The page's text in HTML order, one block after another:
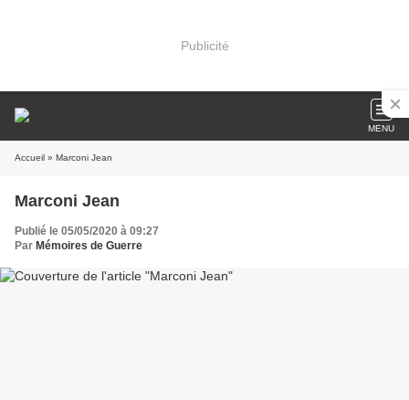
Publicité
MENU
Accueil » Marconi Jean
Marconi Jean
Publié le 05/05/2020 à 09:27
Par Mémoires de Guerre